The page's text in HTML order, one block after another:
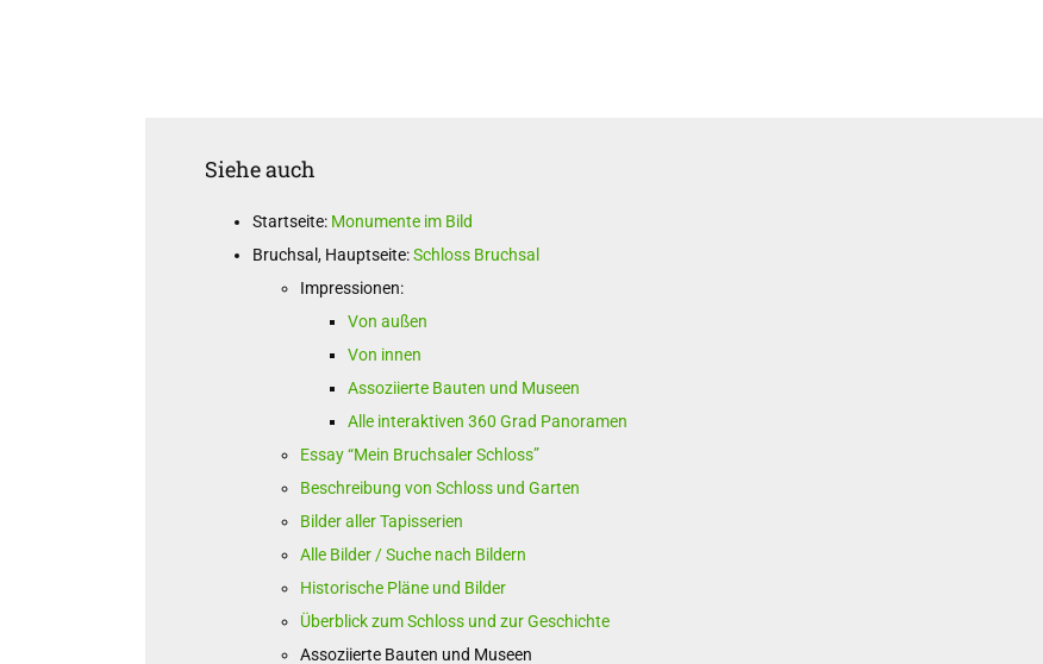
Siehe auch
Startseite: Monumente im Bild
Bruchsal, Hauptseite:Schloss Bruchsal
Impressionen:
Von außen
Von innen
Assoziierte Bauten und Museen
Alle interaktiven 360 Grad Panoramen
Essay “Mein Bruchsaler Schloss”
Beschreibung von Schloss und Garten
Bilder aller Tapisserien
Alle Bilder / Suche nach Bildern
Historische Pläne und Bilder
Überblick zum Schloss und zur Geschichte
Assoziierte Bauten und Museen